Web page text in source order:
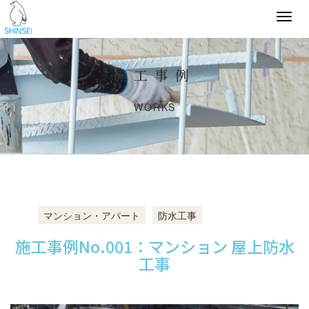
施工事例
WORKS
マンション・アパート 防水工事
施工事例No.001：マンション 屋上防水
工事